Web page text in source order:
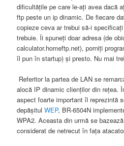
dificultăţile pe care le-aţi avea dacă
ftp peste un ip dinamic. De fiecare
copieze ceva ar trebui să-i
trebuie. Îi spuneţi doar adresa (de
calculator.homeftp.net), porniţi
îl pun în startup) şi presto. Nu mai
Referitor la partea de LAN se
alocă IP dinamic clienţilor din reţea.
aspect foarte important îl reprezintă
depăşitulWEP, BR-6504N
WPA2. Aceasta din urmă se
considerat de netrecut în faţa